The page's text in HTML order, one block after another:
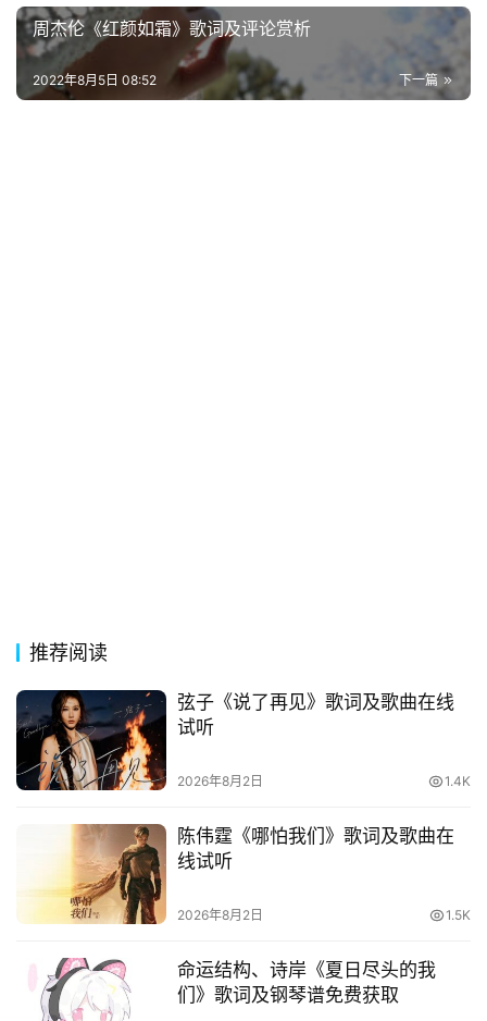
古
今
诗
词
语
周杰伦《红颜如霜》歌词及评论赏析
下一篇
2022年8月5日 08:52
推荐阅读
弦子《说了再见》歌词及歌曲在线
试听
2026年8月2日 1.4K
陈伟霆《哪怕我们》歌词及歌曲在
线试听
2026年8月2日 1.5K
命运结构、诗岸《夏日尽头的我
们》歌词及钢琴谱免费获取